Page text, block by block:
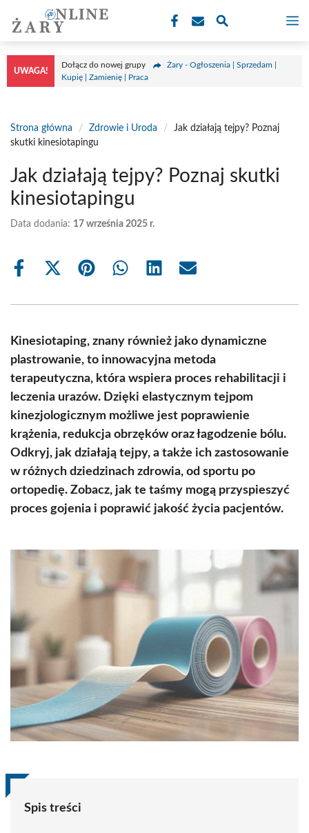
treści
UWAGA!
Dołącz do nowej grupy
Żary - Ogłoszenia | Sprzedam |
Kupię | Zamienię | Praca
Strona główna / Zdrowie i Uroda /
Jak działają tejpy? Poznaj
skutki kinesiotapingu
Jak działają tejpy? Poznaj skutki
kinesiotapingu
Data dodania: 17 września 2025 r.
Share
Share
(Twitter)
Share Share Share Share
Kinesiotaping, znany również jako dynamiczne
plastrowanie, to innowacyjna metoda
terapeutyczna, która wspiera proces rehabilitacji i
leczenia urazów. Dzięki elastycznym tejpom
kinezjologicznym możliwe jest poprawienie
krążenia, redukcja obrzęków oraz łagodzenie bólu.
Odkryj, jak działają tejpy, a także ich zastosowanie
w różnych dziedzinach zdrowia, od sportu po
ortopedię. Zobacz, jak te taśmy mogą przyspieszyć
proces gojenia i poprawić jakość życia pacjentów.
Spis treści